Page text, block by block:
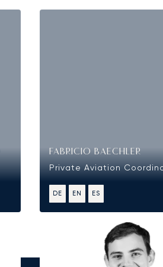
FABRICIO BAECHLER
Private Aviation
DE EN ES